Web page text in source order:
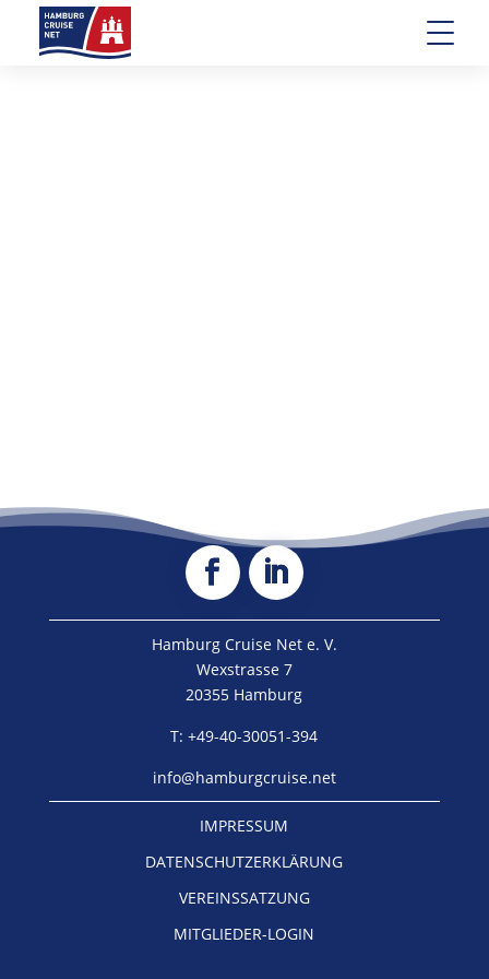
Hamburg Cruise Net e. V.
Wexstrasse 7
20355 Hamburg
T: +49-40-30051-394
info@hamburgcruise.net
IMPRESSUM
DATENSCHUTZERKLÄRUNG
VEREINSSATZUNG
MITGLIEDER-LOGIN